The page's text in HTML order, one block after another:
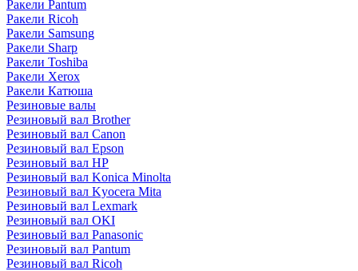
Ракели Pantum
Ракели Ricoh
Ракели Samsung
Ракели Sharp
Ракели Toshiba
Ракели Xerox
Ракели Катюша
Резиновые валы
Резиновый вал Brother
Резиновый вал Canon
Резиновый вал Epson
Резиновый вал HP
Резиновый вал Konica Minolta
Резиновый вал Kyocera Mita
Резиновый вал Lexmark
Резиновый вал OKI
Резиновый вал Panasonic
Резиновый вал Pantum
Резиновый вал Ricoh